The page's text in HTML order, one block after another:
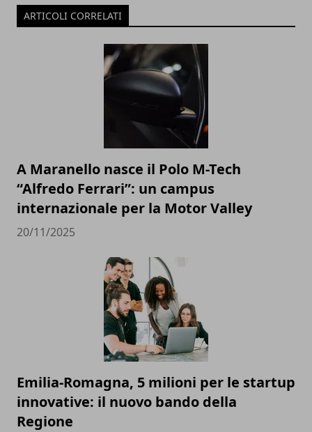
ARTICOLI CORRELATI
A Maranello nasce il Polo M-Tech
“Alfredo Ferrari”: un campus
internazionale per la Motor Valley
20/11/2025
Emilia-Romagna, 5 milioni per le startup
innovative: il nuovo bando della
Regione